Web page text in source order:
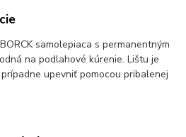
samolepiaca s permanentným
na podlahové kúrenie. Lištu je
upevniť pomocou pribalenej